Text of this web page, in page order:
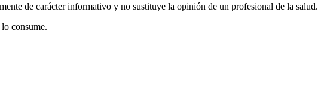
de carácter informativo y no sustituye la opinión de un profesional de la salud.
consume.